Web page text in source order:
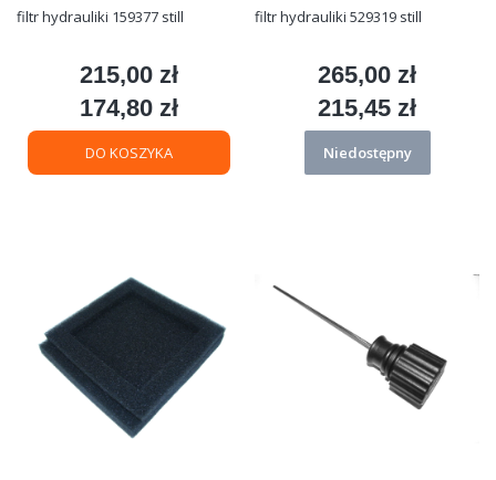
filtr hydrauliki 159377 still
Cena
215,00 zł
Cena
174,80 zł
DO KOSZYKA
filtr hydrauliki 529319 still
Cena
265,00 zł
Cena
215,45 zł
Niedostępny